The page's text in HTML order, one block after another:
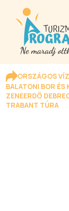
ORSZÁGOS
BALATONI BOR ÉS
ZENEERDŐ
TRABANT TÚRA